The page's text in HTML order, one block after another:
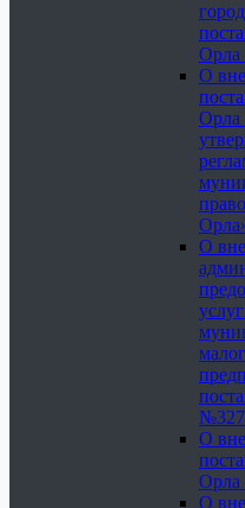
Орла
О
Орла
О
О
Орла
О